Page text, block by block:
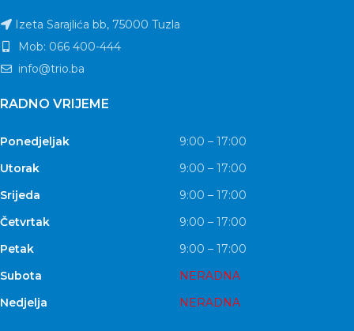
Izeta Sarajlića bb, 75000 Tuzla
Mob: 066 400-444
info@trio.ba
RADNO VRIJEME
Ponedjeljak
9:00 – 17:00
Utorak
9:00 – 17:00
Srijeda
9:00 – 17:00
Četvrtak
9:00 – 17:00
Petak
9:00 – 17:00
Subota
NERADNA
Nedjelja
NERADNA